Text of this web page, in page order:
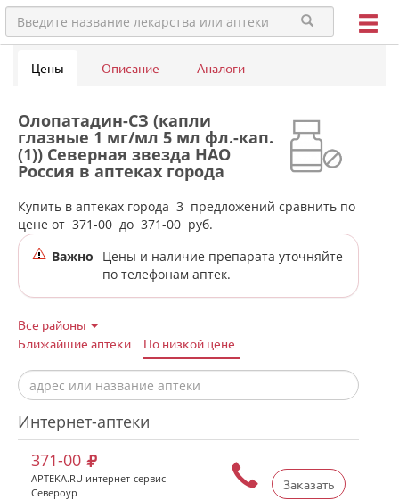
Цены Описание Аналоги
Олопатадин-СЗ (капли
глазные 1 мг/мл 5 мл фл.-кап.
(1)) Северная звезда НАО
Россия в аптеках города
Купить в аптеках города 3 предложений сравнить по
цене от 371-00 до 371-00 руб.
Важно
Цены и наличие препарата уточняйте
по телефонам аптек.
Все районы
Ближайшие аптеки
По низкой цене
Интернет-аптеки
Заказать
371-00
APTEKA.RU интернет-сервис
Североур